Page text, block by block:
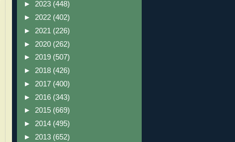
► 2023 (448)
► 2022 (402)
► 2021 (226)
► 2020 (262)
► 2019 (507)
► 2018 (426)
► 2017 (400)
► 2016 (343)
► 2015 (669)
► 2014 (495)
► 2013 (652)